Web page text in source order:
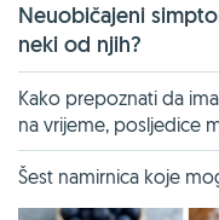
Neuobičajeni
neki od njih?
Kako prepoznati da
na vrijeme, posljedice
Šest namirnica koje